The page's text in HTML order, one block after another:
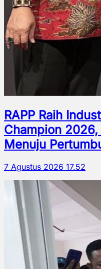
RAPP Raih
Champion
Menuju
7 Agustus 2026 17.52